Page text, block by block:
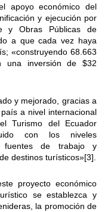
apoyo económico del
y ejecución por
y Obras Públicas de
a que cada vez haya
«construyendo 68.663
una inversión de $32
y mejorado, gracias a
a nivel internacional
Turismo del Ecuador
con los niveles
fuentes de trabajo y
destinos turísticos»[3].
proyecto económico
se establezca y
la promoción de